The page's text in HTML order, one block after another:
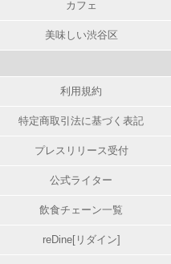
カフェ
美味しい渋谷区
利用規約
特定商取引法に基づく表記
プレスリリース受付
公式ライター
飲食チェーン一覧
reDine[リダイン]